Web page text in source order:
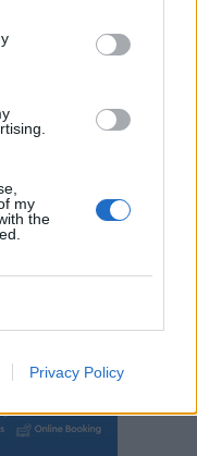
my
the
Privacy Policy
γυναίκα του